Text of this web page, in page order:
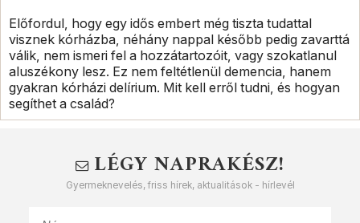
Előfordul, hogy egy idős embert még tiszta tudattal
visznek kórházba, néhány nappal később pedig zavarttá
válik, nem ismeri fel a hozzátartozóit, vagy szokatlanul
aluszékony lesz. Ez nem feltétlenül demencia, hanem
gyakran kórházi delírium. Mit kell erről tudni, és hogyan
segíthet a család?
LÉGY NAPRAKÉSZ!
Gyermeknevelés, friss hírek, aktualitások - hírlevél